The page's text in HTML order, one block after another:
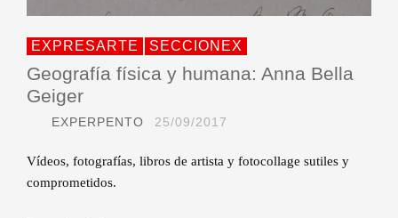
EXPRESARTE SECCIONEX
Geografía física y humana: Anna Bella
Geiger
EXPERPENTO 25/09/2017
Vídeos, fotografías, libros de artista y fotocollage sutiles y
comprometidos.